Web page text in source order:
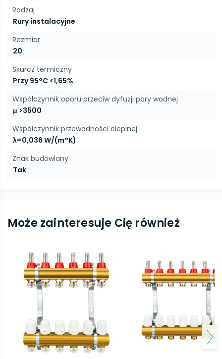
Rodzaj
Rury instalacyjne
Rozmiar
20
Skurcz termiczny
Przy 95°C <1,65%
Współczynnik oporu przeciw dyfuzji pary wodnej
μ >3500
Współczynnik przewodności cieplnej
λ=0,036 W/(m°K)
Znak budowlany
Tak
Może zainteresuje Cię również